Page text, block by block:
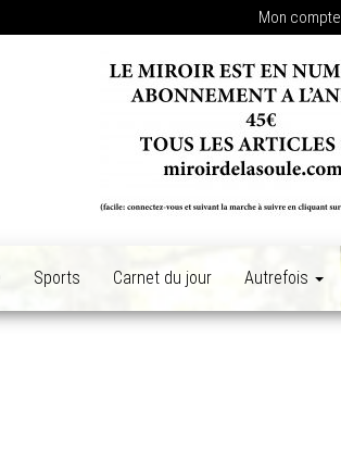
Mon compte
Sports Carnet du jour Autrefois